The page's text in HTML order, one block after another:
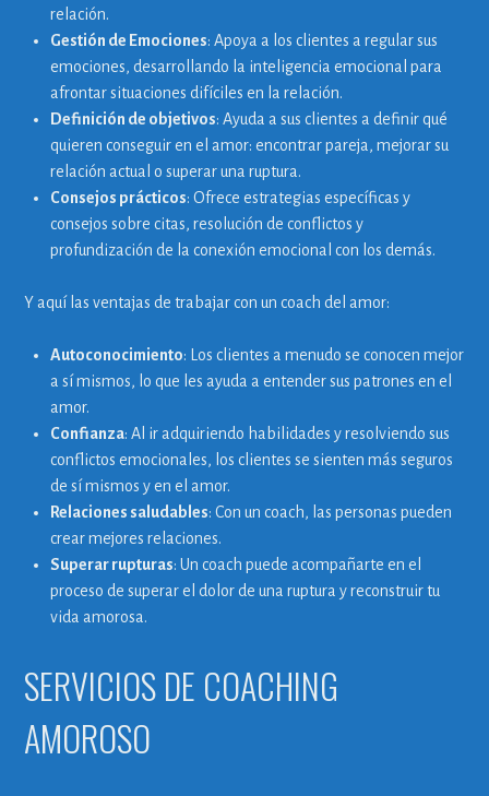
relación.
Gestión de Emociones: Apoya a los clientes a regular sus
emociones, desarrollando la inteligencia emocional para
afrontar situaciones difíciles en la relación.
Definición de objetivos: Ayuda a sus clientes a definir qué
quieren conseguir en el amor: encontrar pareja, mejorar su
relación actual o superar una ruptura.
Consejos prácticos: Ofrece estrategias específicas y
consejos sobre citas, resolución de conflictos y
profundización de la conexión emocional con los demás.
Y aquí las ventajas de trabajar con un coach del amor:
Autoconocimiento: Los clientes a menudo se conocen mejor
a sí mismos, lo que les ayuda a entender sus patrones en el
amor.
Confianza: Al ir adquiriendo habilidades y resolviendo sus
conflictos emocionales, los clientes se sienten más seguros
de sí mismos y en el amor.
Relaciones saludables: Con un coach, las personas pueden
crear mejores relaciones.
Superar rupturas: Un coach puede acompañarte en el
proceso de superar el dolor de una ruptura y reconstruir tu
vida amorosa.
SERVICIOS DE COACHING
AMOROSO